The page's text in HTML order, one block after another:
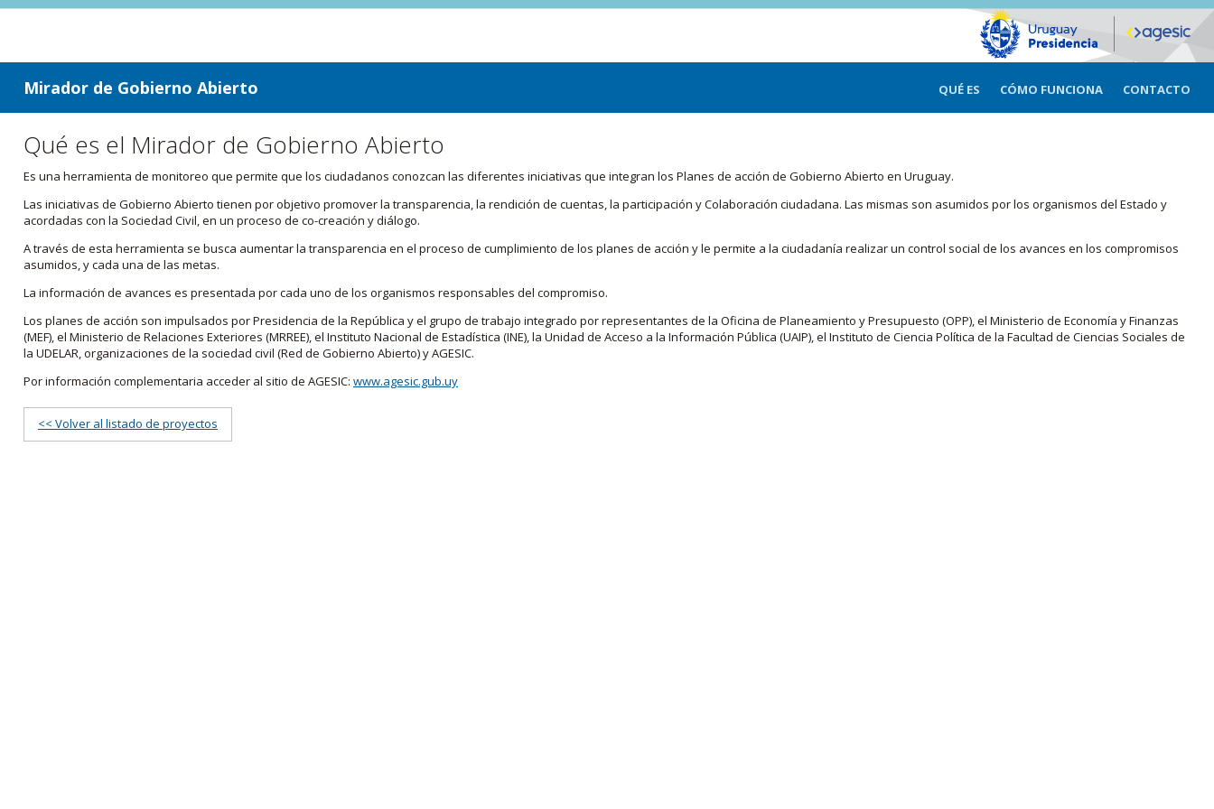
ir a contenido
ir al menú
Mirador de Gobierno Abierto QUÉ ES CÓMO FUNCIONA CONTACTO
Qué es el Mirador de Gobierno Abierto
Es una herramienta de monitoreo que permite que los ciudadanos conozcan las diferentes iniciativas que integran los Planes de acción de Gobierno Abierto en Uruguay.
Las iniciativas de Gobierno Abierto tienen por objetivo promover la transparencia, la rendición de cuentas, la participación y Colaboración ciudadana. Las mismas son asumidos por los organismos del Estado y
acordadas con la Sociedad Civil, en un proceso de co-creación y diálogo.
A través de esta herramienta se busca aumentar la transparencia en el proceso de cumplimiento de los planes de acción y le permite a la ciudadanía realizar un control social de los avances en los compromisos
asumidos, y cada una de las metas.
La información de avances es presentada por cada uno de los organismos responsables del compromiso.
Los planes de acción son impulsados por Presidencia de la República y el grupo de trabajo integrado por representantes de la Oficina de Planeamiento y Presupuesto (OPP), el Ministerio de Economía y Finanzas
(MEF), el Ministerio de Relaciones Exteriores (MRREE), el Instituto Nacional de Estadística (INE), la Unidad de Acceso a la Información Pública (UAIP), el Instituto de Ciencia Política de la Facultad de Ciencias Sociales de
la UDELAR, organizaciones de la sociedad civil (Red de Gobierno Abierto) y AGESIC.
Por información complementaria acceder al sitio de AGESIC: www.agesic.gub.uy
<< Volver al listado de proyectos